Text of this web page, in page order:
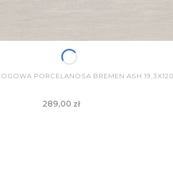
PORCELANOSA BREMEN ASH
Cena
289,00 zł